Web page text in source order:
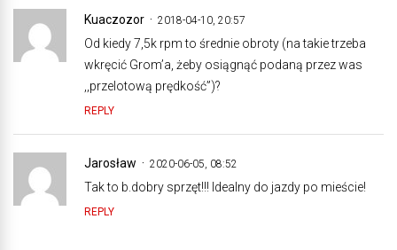
Kuaczozor 2018-04-10, 20:57
Od kiedy 7,5k rpm to średnie obroty (na takie trzeba
wkręcić Grom’a, żeby osiągnąć podaną przez was
,,przelotową prędkość”)?
REPLY
Jarosław 2020-06-05, 08:52
Tak to b.dobry sprzęt!!! Idealny do jazdy po mieście!
REPLY